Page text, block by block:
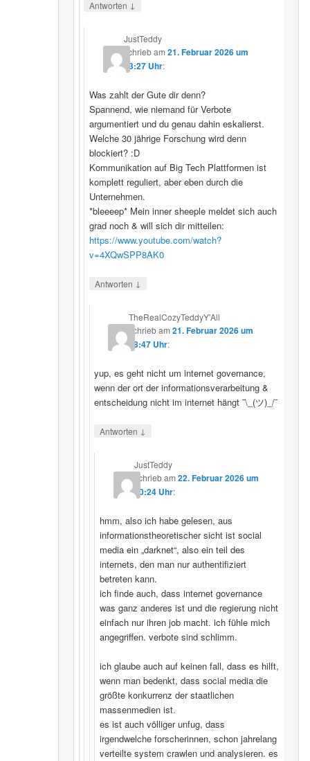
Antworten ↓
JustTeddy
schriebam 21. Februar 2026 um
13:27 Uhr:
Was zahlt der Gute dir denn?
Spannend, wie niemand für Verbote
argumentiert und du genau dahin eskalierst.
Welche 30 jährige Forschung wird denn
blockiert? :D
Kommunikation auf Big Tech Plattformen ist
komplett reguliert, aber eben durch die
Unternehmen.
*bleeeep* Mein inner sheeple meldet sich auch
grad noch & will sich dir mitteilen:
https://www.youtube.com/watch?
v=4XQwSPP8AK0
Antworten ↓
TheRealCozyTeddyY'All
schriebam21. Februar 2026 um
18:47 Uhr:
yup, es geht nicht um internet governance,
wenn der ort der informationsverarbeitung &
entscheidung nicht im internet hängt ¯\_(ツ)_/¯
Antworten ↓
JustTeddy
schriebam 22. Februar 2026 um
20:24 Uhr:
hmm, also ich habe gelesen, aus
informationstheoretischer sicht ist social
media ein „darknet“, also ein teil des
internets, den man nur authentifiziert
betreten kann.
ich finde auch, dass internet governance
was ganz anderes ist und die regierung nicht
einfach nur ihren job macht. ich fühle mich
angegriffen. verbote sind schlimm.
ich glaube auch auf keinen fall, dass es hilft,
wenn man bedenkt, dass social media die
größte konkurrenz der staatlichen
massenmedien ist.
es ist auch völliger unfug, dass
irgendwelche forscherinnen, schon jahrelang
verteilte system crawlen und analysieren. es